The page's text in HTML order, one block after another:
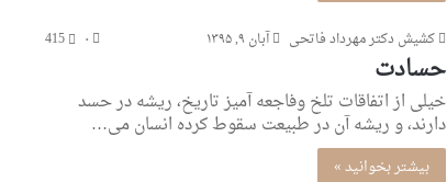
کشیش دکتر مهرداد فاتحی آبان ۹, ۱۳۹۵ ۰ 415
حسادت
خیلی از اتفاقات تلخ وفاجعه آمیز تاریخ، ریشه در حسد
دارند، و ریشه آن در طبیعت سقوط کرده انسان می…
بیشتر بخوانید »